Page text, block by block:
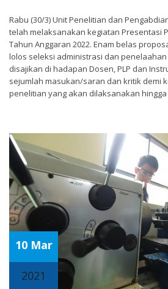
Rabu (30/3) Unit Penelitian dan
telah melaksanakan kegiatan Presentasi
Tahun Anggaran 2022. Enam belas
lolos seleksi administrasi dan
disajikan di hadapan Dosen, PLP dan
sejumlah masukan/saran dan kritik demi
penelitian yang akan dilaksanakan
10 Mar
2021